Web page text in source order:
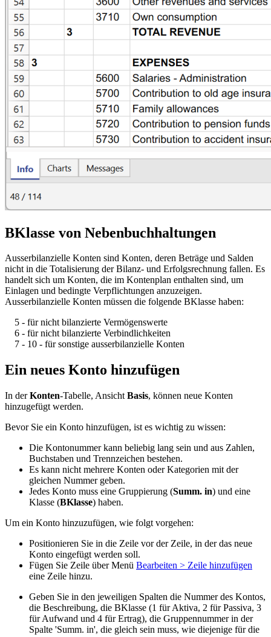
BKlasse von Nebenbuchhaltungen
Ausserbilanzielle Konten sind Konten, deren Beträge und Salden
nicht in die Totalisierung der Bilanz- und Erfolgsrechnung fallen. Es
handelt sich um Konten, die im Kontenplan enthalten sind, um
Einlagen und bedingte Verpflichtungen anzuzeigen.
Ausserbilanzielle Konten müssen die folgende BKlasse haben:
5 - für nicht bilanzierte Vermögenswerte
6 - für nicht bilanzierte Verbindlichkeiten
7 - 10 - für sonstige ausserbilanzielle Konten
Ein neues Konto hinzufügen
In derKonten-Tabelle, Ansicht Basis, können neue Konten
hinzugefügt werden.
Bevor Sie ein Konto hinzufügen, ist es wichtig zu wissen:
Die Kontonummer kann beliebig lang sein und aus Zahlen,
Buchstaben und Trennzeichen bestehen.
Es kann nicht mehrere Konten oder Kategorien mit der
gleichen Nummer geben.
Jedes Konto muss eine Gruppierung (Summ. in) und eine
Klasse (BKlasse) haben.
Um ein Konto hinzuzufügen, wie folgt vorgehen:
Positionieren Sie in die Zeile vor der Zeile, in der das neue
Konto eingefügt werden soll.
Fügen Sie Zeile über Menü Bearbeiten > Zeile hinzufügen
eine Zeile hinzu.
Geben Sie in den jeweiligen Spalten die Nummer des Kontos,
die Beschreibung, die BKlasse (1 für Aktiva, 2 für Passiva, 3
für Aufwand und 4 für Ertrag), die Gruppennummer in der
Spalte 'Summ. in', die gleich sein muss, wie diejenige für die